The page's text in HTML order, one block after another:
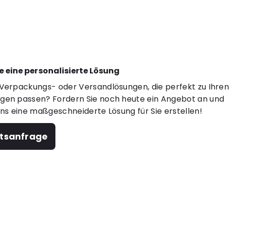
eine personalisierte Lösung
oder Versandlösungen, die perfekt zu Ihren
passen? Fordern Sie noch heute ein Angebot an und
eine maßgeschneiderte Lösung für Sie erstellen!